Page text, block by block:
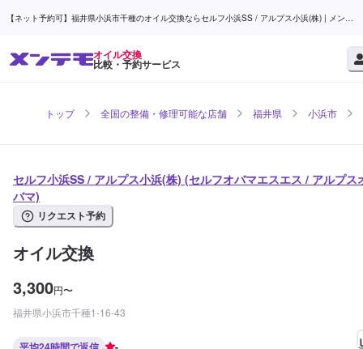
【ネット予約可】福井県小浜市千種のオイル交換ならセルフ小浜SS / アルプス小浜(株) | メンテ
オイル交換
比較・予約サービス
トップ 全国の整備・修理可能な店舗 福井県 小浜市
セルフ小浜SS / アルプス小浜(株) (セルフオバマエスエス / アルプス
バマ)
リクエスト予約
オイル交換
3,300円〜
福井県小浜市千種1-16-43